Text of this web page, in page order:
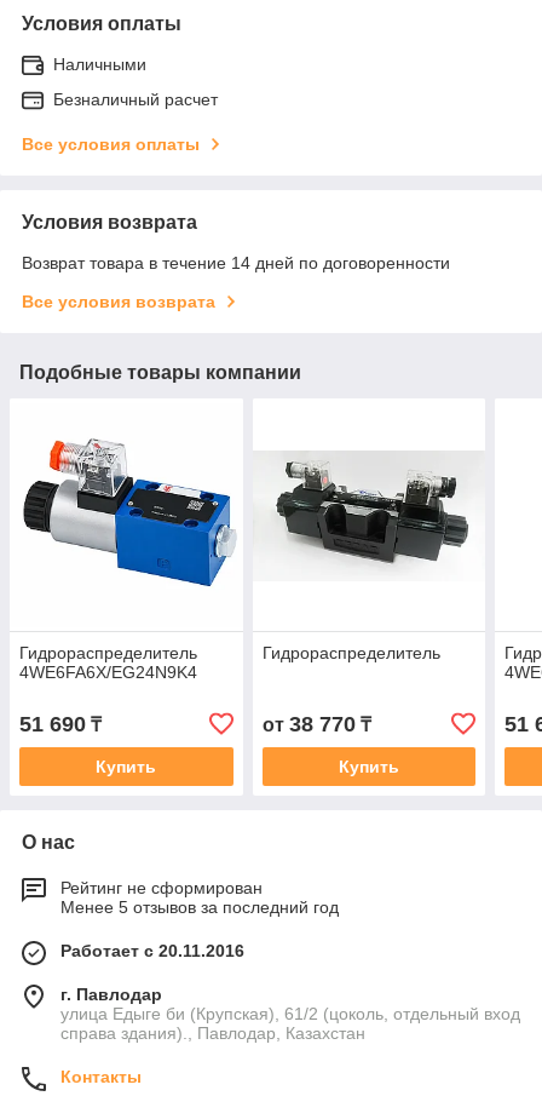
Условия оплаты
Наличными
Безналичный расчет
Все условия оплаты
Условия возврата
Возврат товара в течение 14 дней по договоренности
Все условия возврата
Подобные товары компании
Гидрораспределитель
4WE6FA6X/EG24N9K4
51 690 ₸
Купить
Гидрораспределитель
от 38 770₸
Купить
51
О нас
Рейтинг не сформирован
Менее 5 отзывов за последний год
Работает с 20.11.2016
г. Павлодар
улица Едыге би (Крупская), 61/2 (цоколь, отдельный вход
справа здания)., Павлодар, Казахстан
Контакты